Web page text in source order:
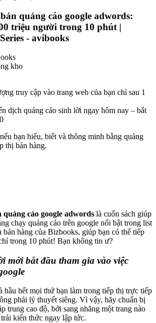
quảng cáo google adwords:
triệu người trong 10 phút |
- avibooks
kho
truy cập vào trang web của bạn chỉ sau 1
dịch quảng cáo sinh lời ngay hôm nay – bắt
bạn hiểu, biết và thông minh bằng quảng
thị bán hàng.
cáo google adwords là cuốn sách giúp
chạy quảng cáo trên google nổi bật trong list
bán hàng của Bizbooks, giúp bạn có thể tiếp
trong 10 phút! Bạn không tin ư?
mới bắt đầu tham gia vào việc
hầu hết mọi thứ bạn làm trong tiếp thị trực tiếp
phải lý thuyết siêng. Vì vậy, hãy chuẩn bị
trung cao độ, bởi sang nhãng một trang nào
kiến thức ngay lập tức.